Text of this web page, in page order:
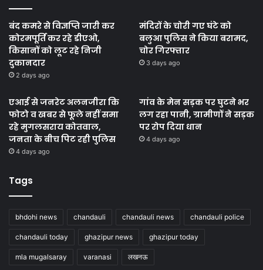
बंद कमरे से विज्ञप्ति जारी कर
कोरमपूर्ति कर रहे डीएओ,
किसानों को लूट रहे निजी
दुकानदार
2 days ago
मंदिरों के चोरी गए घंटे को
बलुआ पुलिस ने किया बरामद,
चोर गिरफ्तार
3 days ago
एआई से जनरेट अलनजीरा कि
फोटो व खबर से फूले नहीं समा
रहे मुगलसराय कोतवाल,
जनता के बीच पिट रही पुलिस
4 days ago
गांव के मेन सड़क पर घुटने भर
लग रहा पानी, ग्रामीणों ने सड़क
पर रोप दिया धान
4 days ago
Tags
bhdohi news chandauli chandauli news chandauli police
chandauli today ghazipur news ghazipur today
mla mugalsaray varanasi लखनऊ